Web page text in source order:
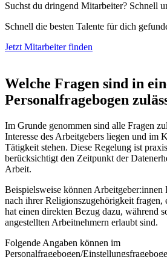
Suchst du dringend Mitarbeiter? Schnell
Schnell die besten Talente für dich
Jetzt Mitarbeiter finden
Welche Fragen sind in
Personalfragebogen
Im Grunde genommen sind alle Fragen
Interesse des Arbeitgebers liegen und im
Tätigkeit stehen. Diese Regelung ist
berücksichtigt den Zeitpunkt der
Arbeit.
Beispielsweise können
nach ihrer Religionszugehörigkeit fragen,
hat einen direkten Bezug dazu, während
angestellten Arbeitnehmern erlaubt sind.
Folgende Angaben können im
Personalfragebogen/